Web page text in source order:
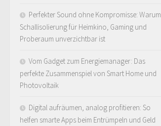
Perfekter Sound ohne Kompromisse: Warum
Schallisolierung für Heimkino, Gaming und
Proberaum unverzichtbar ist
Vom Gadget zum Energiemanager: Das
perfekte Zusammenspiel von Smart Home und
Photovoltaik
Digital aufräumen, analog profitieren: So
helfen smarte Apps beim Entrümpeln und Geld